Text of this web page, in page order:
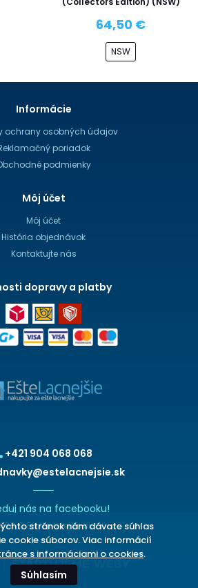
64,50 €
NSW
+421 904 068 068
nás na facebooku!
© EšteLacnejšie.sk
Informácie
ochrany osobných údajov
poriadok
podmienky
Môj účet
Môj účet
História objednávok
Kontaktujte nás
dopravy a platby
stránok nám dávate súhlas
cookie súborov. Viac informácií
s informáciami o cookies.
Súhlasím